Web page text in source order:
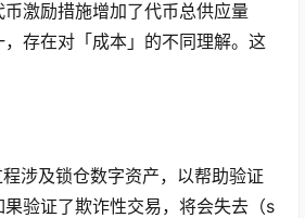
激励措施增加了代币总供应量
存在对「成本」的不同理解。这
涉及锁仓数字资产，以帮助验证
验证了欺诈性交易，将会失去（s